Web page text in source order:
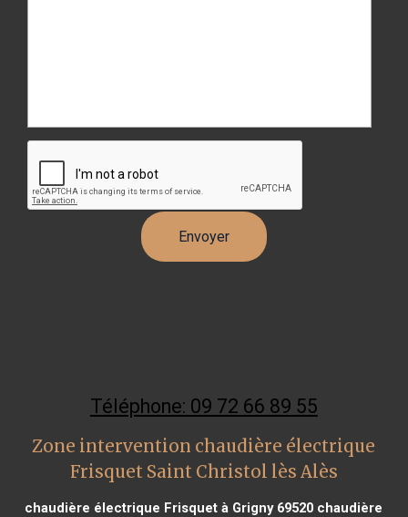
Téléphone: 09 72 66 89 55
Zone intervention chaudière électrique
Frisquet Saint Christol lès Alès
chaudière électrique Frisquet à Grigny 69520 chaudière